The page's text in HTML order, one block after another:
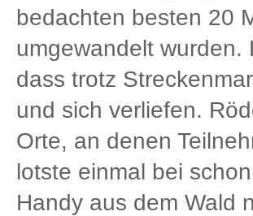
bedachten besten 20
umgewandelt wurden.
dass trotz
und sich verliefen.
Orte, an denen
lotste einmal bei
Handy aus dem Wald